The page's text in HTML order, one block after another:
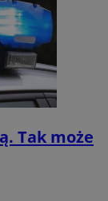
Tak może